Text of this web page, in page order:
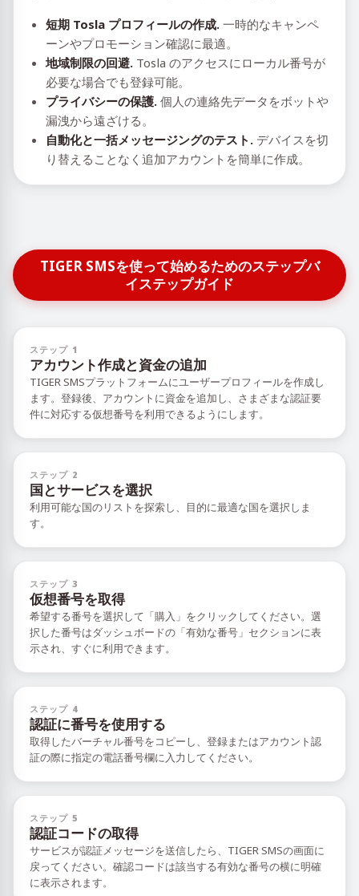
短期 Tosla プロフィールの作成. 一時的なキャンペ
ーンやプロモーション確認に最適。
地域制限の回避. Tosla のアクセスにローカル番号が
必要な場合でも登録可能。
プライバシーの保護. 個人の連絡先データをボットや
漏洩から遠ざける。
自動化と一括メッセージングのテスト. デバイスを切
り替えることなく追加アカウントを簡単に作成。
TIGER SMSを使って始めるためのステップバ
イステップガイド
ステップ 1
アカウント作成と資金の追加
TIGER SMSプラットフォームにユーザープロフィールを作成し
ます。登録後、アカウントに資金を追加し、さまざまな認証要
件に対応する仮想番号を利用できるようにします。
ステップ 2
国とサービスを選択
利用可能な国のリストを探索し、目的に最適な国を選択しま
す。
ステップ 3
仮想番号を取得
希望する番号を選択して「購入」をクリックしてください。選
択した番号はダッシュボードの「有効な番号」セクションに表
示され、すぐに利用できます。
ステップ 4
認証に番号を使用する
取得したバーチャル番号をコピーし、登録またはアカウント認
証の際に指定の電話番号欄に入力してください。
ステップ 5
認証コードの取得
サービスが認証メッセージを送信したら、TIGER SMSの画面に
戻ってください。確認コードは該当する有効な番号の横に明確
に表示されます。